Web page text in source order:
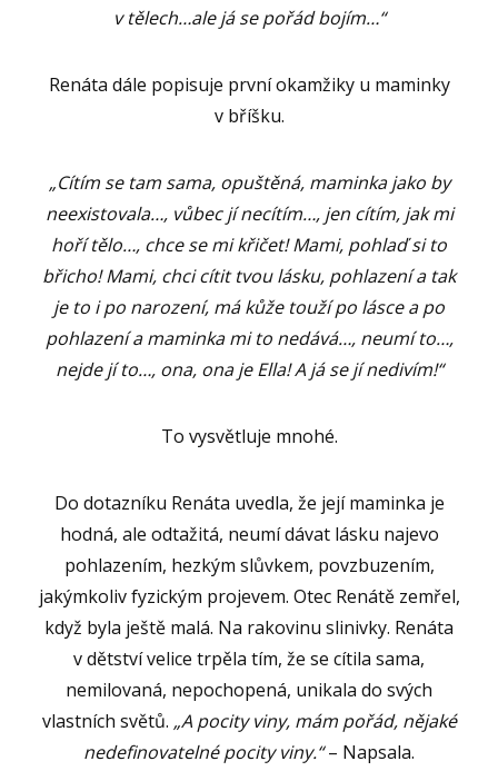
v tělech…ale já se pořád bojím…“
Renáta dále popisuje první okamžiky u maminky
v bříšku.
„Cítím se tam sama, opuštěná, maminka jako by
neexistovala…, vůbec jí necítím…, jen cítím, jak mi
hoří tělo…, chce se mi křičet! Mami, pohlaď si to
břicho! Mami, chci cítit tvou lásku, pohlazení a tak
je to i po narození, má kůže touží po lásce a po
pohlazení a maminka mi to nedává…, neumí to…,
nejde jí to…, ona, ona je Ella! A já se jí nedivím!“
To vysvětluje mnohé.
Do dotazníku Renáta uvedla, že její maminka je
hodná, ale odtažitá, neumí dávat lásku najevo
pohlazením, hezkým slůvkem, povzbuzením,
jakýmkoliv fyzickým projevem. Otec Renátě zemřel,
když byla ještě malá. Na rakovinu slinivky. Renáta
v dětství velice trpěla tím, že se cítila sama,
nemilovaná, nepochopená, unikala do svých
vlastních světů. „A pocity viny, mám pořád, nějaké
nedefinovatelné pocity viny.“– Napsala.